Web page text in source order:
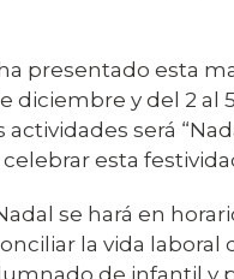
presentado esta
diciembre y del 2 al
será
esta
se hará en
la vida laboral
de infantil y